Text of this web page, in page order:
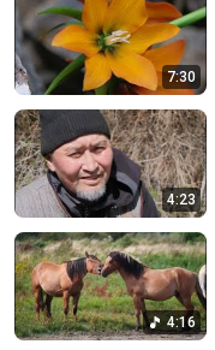
7:30
4:23
4:16